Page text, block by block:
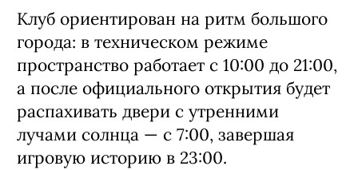
Клуб ориентирован на ритм большого
города: в техническом режиме
пространство работает с 10:00 до 21:00,
а после официального открытия будет
распахивать двери с утренними
лучами солнца — с 7:00, завершая
игровую историю в 23:00.